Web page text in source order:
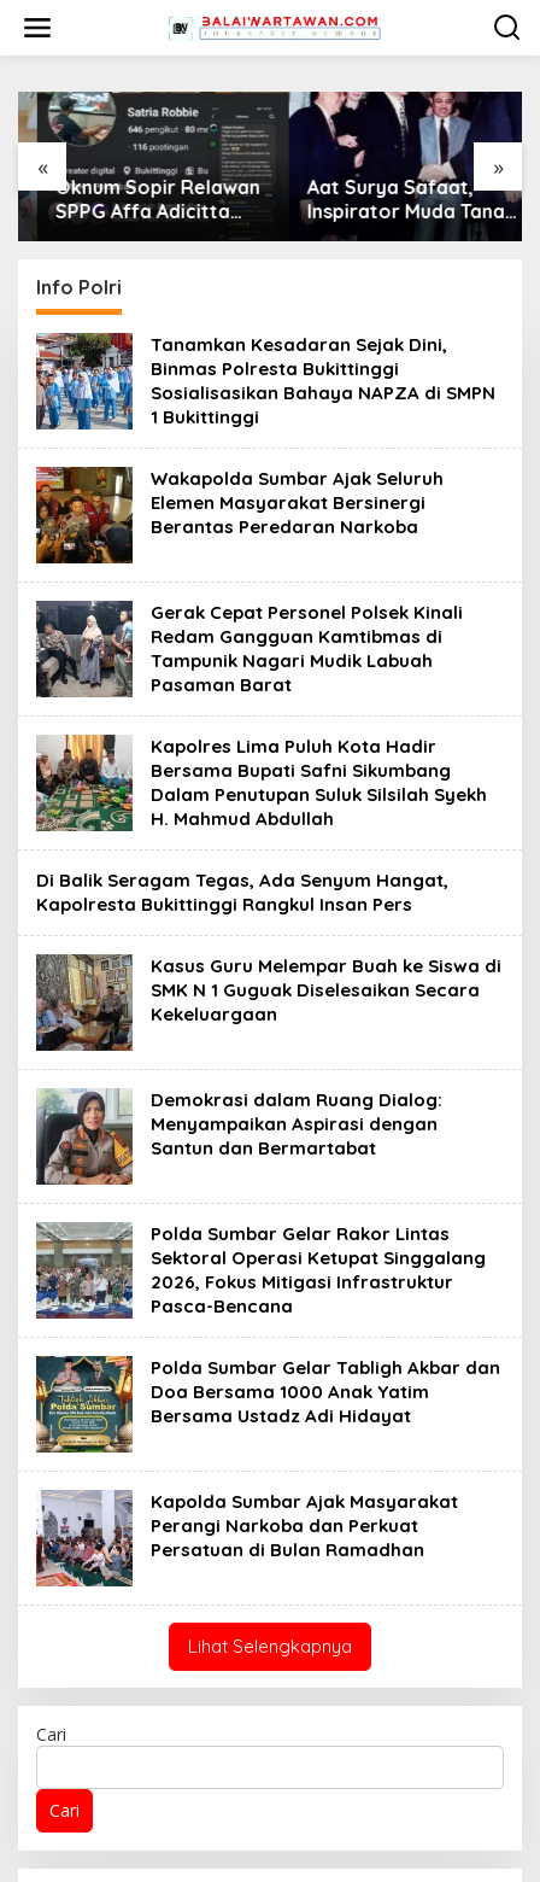
w
« »
Oknum Sopir Relawan
SPPG Affa Adicitta
Diduga Hina
dan Tuding “Minta
Pitih/Uang” di
Facebook
Aat Surya Safaat,
Inspirator Muda Tanah
Air
Info Polri
Tanamkan Kesadaran Sejak Dini,
Binmas Polresta Bukittinggi
Sosialisasikan Bahaya NAPZA di SMPN
1 Bukittinggi
Wakapolda Sumbar Ajak Seluruh
Elemen Masyarakat Bersinergi
Berantas Peredaran Narkoba
Gerak Cepat Personel Polsek Kinali
Redam Gangguan Kamtibmas di
Tampunik Nagari Mudik Labuah
Pasaman Barat
Kapolres Lima Puluh Kota Hadir
Bersama Bupati Safni Sikumbang
Dalam Penutupan Suluk Silsilah Syekh
H. Mahmud Abdullah
Di Balik Seragam Tegas, Ada Senyum Hangat,
Kapolresta Bukittinggi Rangkul Insan Pers
Kasus Guru Melempar Buah ke Siswa di
SMK N 1 Guguak Diselesaikan Secara
Kekeluargaan
Demokrasi dalam Ruang Dialog:
Menyampaikan Aspirasi dengan
Santun dan Bermartabat
Polda Sumbar Gelar Rakor Lintas
Sektoral Operasi Ketupat Singgalang
2026, Fokus Mitigasi Infrastruktur
Pasca-Bencana
Polda Sumbar Gelar Tabligh Akbar dan
Doa Bersama 1000 Anak Yatim
Bersama Ustadz Adi Hidayat
Kapolda Sumbar Ajak Masyarakat
Perangi Narkoba dan Perkuat
Persatuan di Bulan Ramadhan
Lihat Selengkapnya
Cari
Cari